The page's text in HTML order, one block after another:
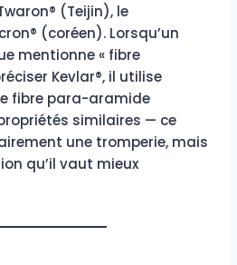
(Teijin), le
(coréen). Lorsqu’un
mentionne « fibre
Kevlar®, il utilise
fibre para-aramide
similaires — ce
une tromperie, mais
qu’il vaut mieux